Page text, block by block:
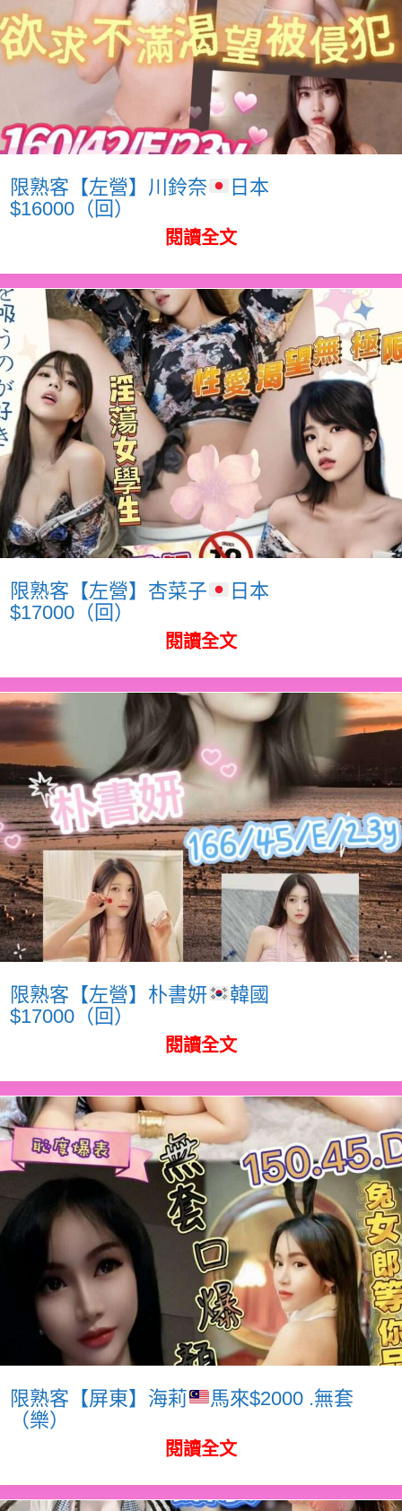
限熟客【左營】川鈴奈
日本
$16000（回）
閱讀全文
限熟客【左營】杏菜子
日本
$17000（回）
閱讀全文
限熟客【左營】朴書妍
韓國
$17000（回）
閱讀全文
限熟客【屏東】海莉
馬來$2000 .無套
（樂）
閱讀全文